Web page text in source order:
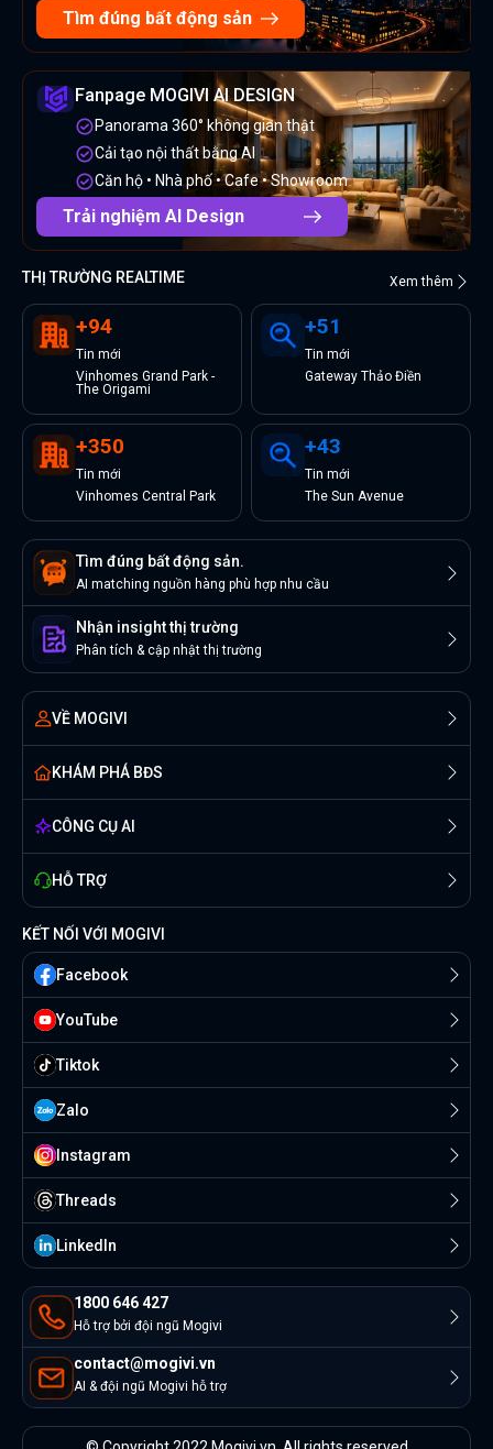
Tìm đúng bất động sản
Fanpage MOGIVI AI DESIGN
Panorama 360° không gian thật
Cải tạo nội thất bằng AI
Căn hộ • Nhà phố • Cafe • Showroom
Trải nghiệm AI Design
THỊ TRƯỜNG REALTIME Xem thêm
+94
Tin mới
Vinhomes Grand Park -
The Origami
+51
Tin mới
Gateway Thảo Điền
+350
Tin mới
Vinhomes Central Park
+43
Tin mới
The Sun Avenue
Tìm đúng bất động sản.
AI matching nguồn hàng phù hợp nhu cầu
Nhận insight thị trường
Phân tích & cập nhật thị trường
VỀ MOGIVI
KHÁM PHÁ BĐS
CÔNG CỤ AI
HỖ TRỢ
1800 646 427
Hỗ trợ bởi đội ngũ Mogivi
contact@mogivi.vn
AI & đội ngũ Mogivi hỗ trợ
KẾT NỐI VỚI MOGIVI
Facebook
YouTube
Tiktok
Zalo
Instagram
Threads
Linkedln